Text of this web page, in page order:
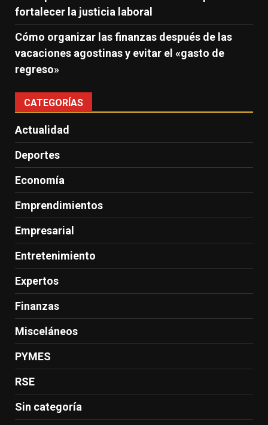
fortalecer la justicia laboral
Cómo organizar las finanzas después de las
vacaciones agostinas y evitar el «gasto de
regreso»
CATEGORÍAS
Actualidad
Deportes
Economía
Emprendimientos
Empresarial
Entretenimiento
Expertos
Finanzas
Misceláneos
PYMES
RSE
Sin categoría